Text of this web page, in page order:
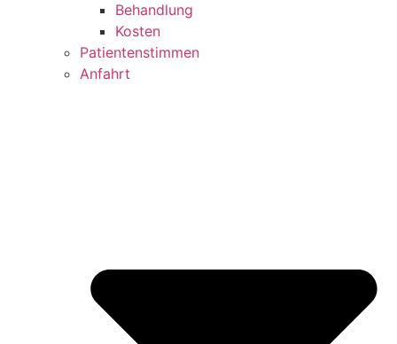
Behandlung
Kosten
Patientenstimmen
Anfahrt